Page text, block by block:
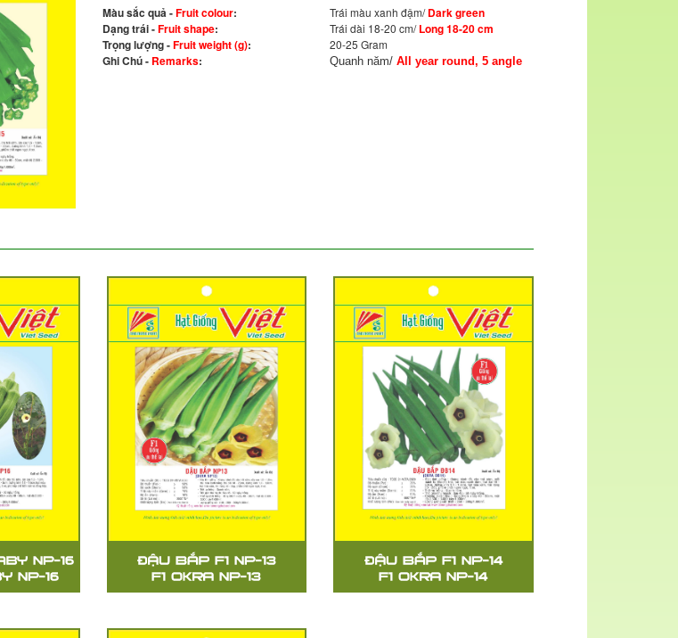
Màu sắc quả -Fruit colour: Trái màu xanh đậm/Dark green
Dạng trái -Fruit shape: Trái dài 18-20 cm/Long 18-20 cm
Trọng lượng -Fruit weight (g): 20-25 Gram
Ghi Chú - Remarks: Quanh năm/ All year round, 5 angle